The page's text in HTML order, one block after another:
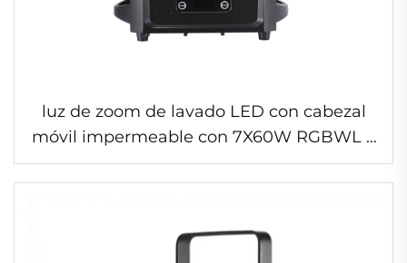
luz de zoom de lavado LED con cabezal
móvil impermeable con 7X60W RGBWL y
28 piezas de LEDs RGB de 0.5W, para
escenarios, discotecas y clubes